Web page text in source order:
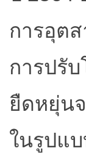
การอุต
การปรั
ยืดหยุ่น
ในรูปแ